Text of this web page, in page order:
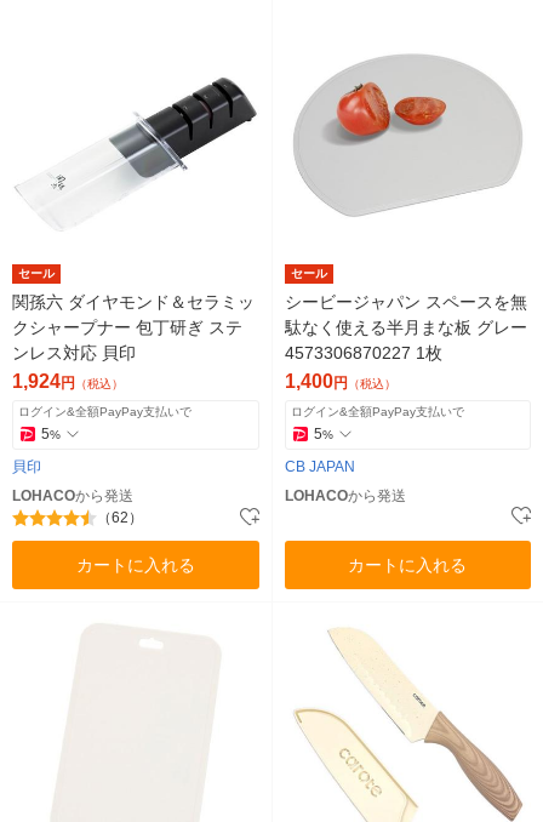
セール
関孫六 ダイヤモンド＆セラミッ
クシャープナー 包丁研ぎ ステ
ンレス対応 貝印
1,924円 （税込）
ログイン&全額PayPay支払いで
5%
貝印
LOHACOから発送
（62）
カートに入れる
セール
シービージャパン スペースを無
駄なく使える半月まな板 グレー
4573306870227 1枚
1,400円 （税込）
ログイン&全額PayPay支払いで
5%
CB JAPAN
LOHACOから発送
カートに入れる